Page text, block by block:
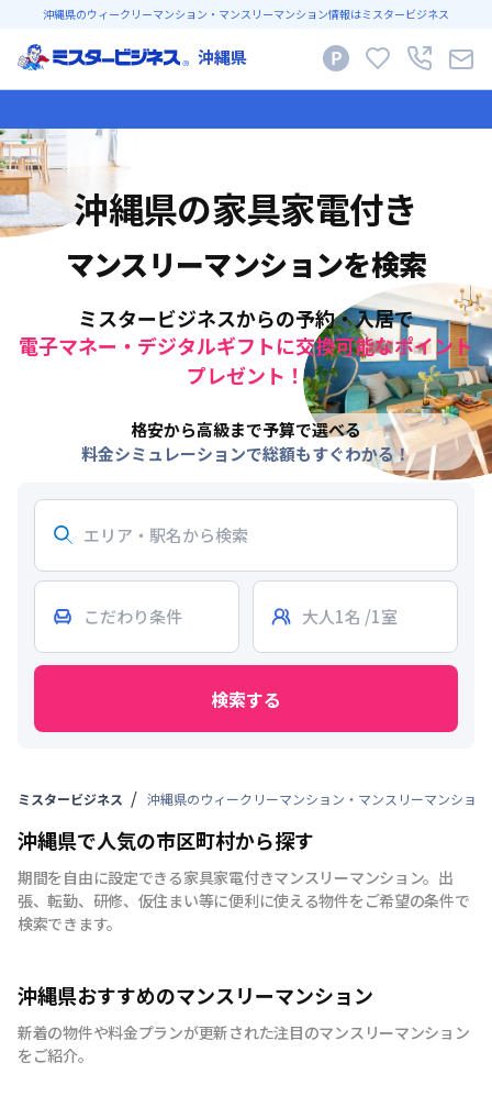
沖縄県のウィークリーマンション・マンスリーマンション情報はミスタービジネス
沖縄県
沖縄県の家具家電付き
マンスリーマンションを検索
ミスタービジネスからの予約・入居で
電子マネー・デジタルギフトに交換可能なポイント
プレゼント！
格安から高級まで予算で選べる
料金シミュレーションで総額もすぐわかる！
検索する
ミスタービジネス 沖縄県のウィークリーマンション・マンスリーマンショ
沖縄県で人気の市区町村から探す
期間を自由に設定できる家具家電付きマンスリーマンション。出
張、転勤、研修、仮住まい等に便利に使える物件をご希望の条件で
検索できます。
沖縄県おすすめのマンスリーマンション
新着の物件や料金プランが更新された注目のマンスリーマンション
をご紹介。